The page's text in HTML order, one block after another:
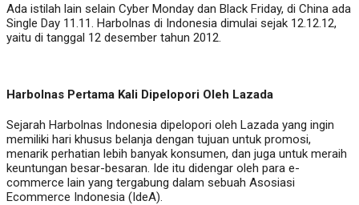
Ada istilah lain selain Cyber Monday dan Black Friday, di China ada
Single Day 11.11. Harbolnas di Indonesia dimulai sejak 12.12.12,
yaitu di tanggal 12 desember tahun 2012.
Harbolnas Pertama Kali Dipelopori Oleh Lazada
Sejarah Harbolnas Indonesia dipelopori oleh Lazada yang ingin
memiliki hari khusus belanja dengan tujuan untuk promosi,
menarik perhatian lebih banyak konsumen, dan juga untuk meraih
keuntungan besar-besaran. Ide itu didengar oleh para e-
commerce lain yang tergabung dalam sebuah Asosiasi
Ecommerce Indonesia (IdeA).